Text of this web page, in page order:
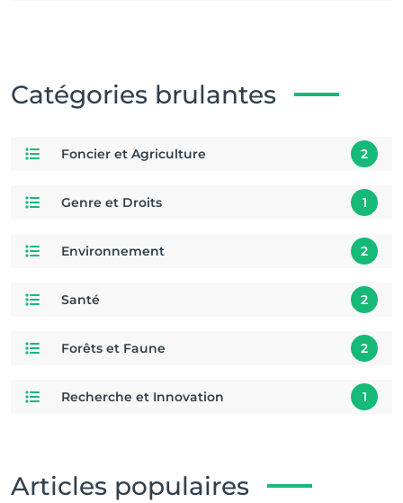
Catégories brulantes
Foncier et Agriculture 2
Genre et Droits 1
Environnement 2
Santé 2
Forêts et Faune 2
Recherche et Innovation 1
Articles populaires